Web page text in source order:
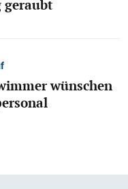
geraubt
wünschen